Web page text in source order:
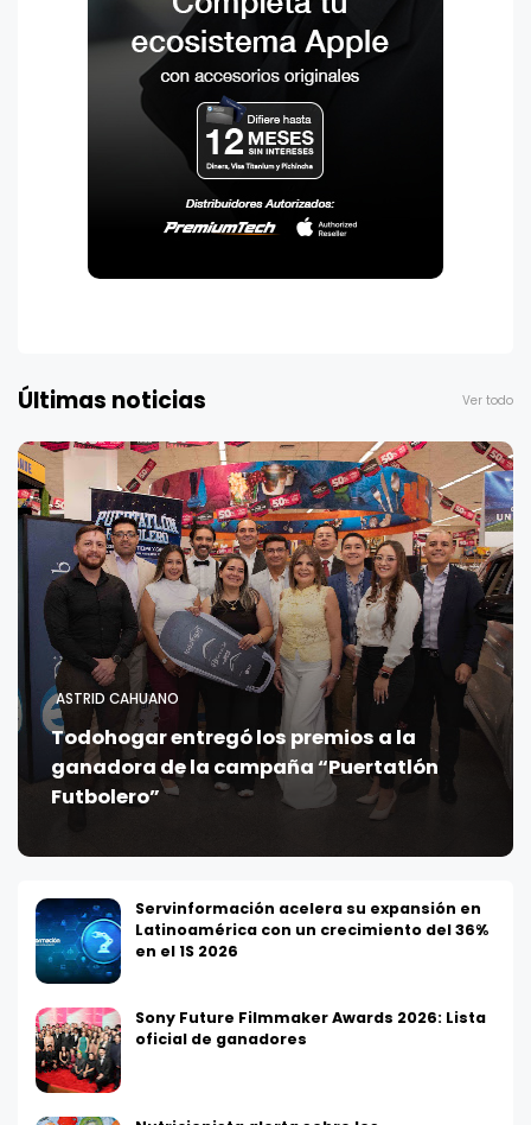
Últimas noticias Ver todo
ASTRID CAHUANO
Todohogar entregó los premios a la
ganadora de la campaña “Puertatlón
Futbolero”
Servinformación acelera su expansión en
Latinoamérica con un crecimiento del 36%
en el 1S 2026
Sony Future Filmmaker Awards 2026: Lista
oficial de ganadores